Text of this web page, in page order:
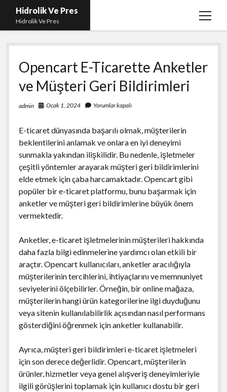
Hidrolik Ve Pres
Hidrolik Ve Pres
menüyü
Opencart E-Ticarette Anketler
ve Müşteri Geri Bildirimleri
admin Ocak 1, 2024 Yorumlar kapalı
E-ticaret dünyasında başarılı olmak, müşterilerin
beklentilerini anlamak ve onlara en iyi deneyimi
sunmakla yakından ilişkilidir. Bu nedenle, işletmeler
çeşitli yöntemler arayarak müşteri geri bildirimlerini
elde etmek için çaba harcamaktadır. Opencart gibi
popüler bir e-ticaret platformu, bunu başarmak için
anketler ve müşteri geri bildirimlerine büyük önem
vermektedir.
Anketler, e-ticaret işletmelerinin müşterileri hakkında
daha fazla bilgi edinmelerine yardımcı olan etkili bir
araçtır. Opencart kullanıcıları, anketler aracılığıyla
müşterilerinin tercihlerini, ihtiyaçlarını ve memnuniyet
seviyelerini ölçebilirler. Örneğin, bir online mağaza,
müşterilerin hangi ürün kategorilerine ilgi duyduğunu
veya sitenin kullanılabilirlik açısından nasıl performans
gösterdiğini öğrenmek için anketler kullanabilir.
Ayrıca, müşteri geri bildirimleri e-ticaret işletmeleri
için son derece değerlidir. Opencart, müşterilerin
ürünler, hizmetler veya genel alışveriş deneyimleriyle
ilgili görüşlerini toplamak için kullanıcı dostu bir geri